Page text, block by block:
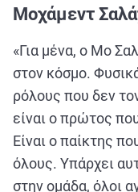
Μοχάμεντ
«Για μένα, ο Μο
στον κόσμο.
ρόλους που δεν
είναι ο πρώτος
Είναι ο παίκτης
όλους. Υπάρχει
στην ομάδα, όλοι